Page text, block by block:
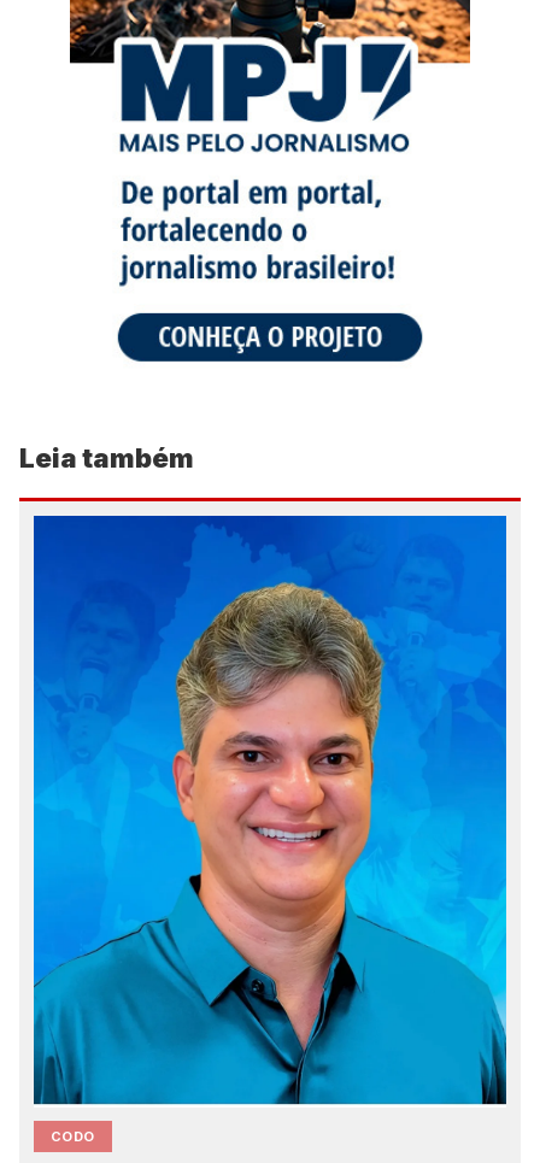
Leia também
CODO